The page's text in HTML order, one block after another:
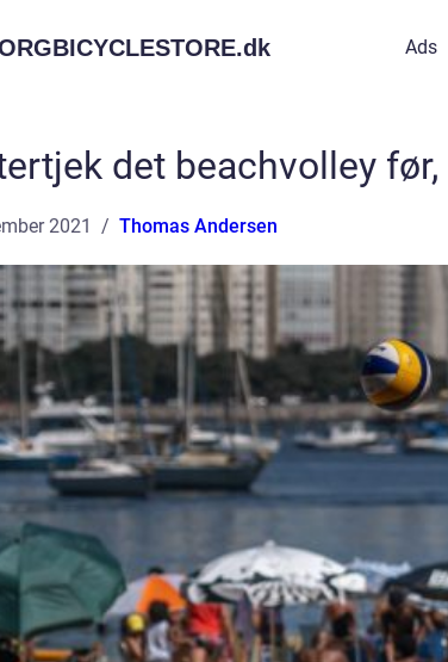
dk Ads
det beachvolley
2021 Thomas Andersen